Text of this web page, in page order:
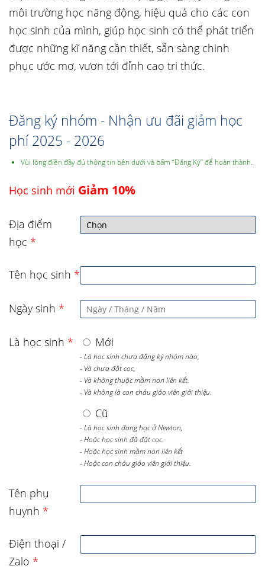
môi trường học năng động, hiệu quả cho các con
học sinh của mình, giúp học sinh có thể phát triển
được những kĩ năng cần thiết, sẵn sàng chinh
phục ước mơ, vươn tới đỉnh cao tri thức.
Đăng ký nhóm - Nhận ưu đãi giảm học
phí 2025 - 2026
Vùi lòng điền đầy đủ thông tin bên dưới và bấm “Đăng Ký” để hoàn thành.
Học sinh mới Giảm 10%
Địa điểm
học *
Tên học sinh *
Ngày sinh *
Là học sinh * Mới
- Là học sinh chưa đăng ký nhóm nào,
- Và chưa đặt cọc,
- Và không thuộc mầm non liên kết.
- Và không là con cháu giáo viên giới thiệu.
Cũ
- Là học sinh đang học ở Newton,
- Hoặc học sinh đã đặt cọc.
- Hoặc học sinh mầm non liên kết
- Hoặc con cháu giáo viên giới thiệu.
Tên phụ
huynh *
Điện thoại /
Zalo *